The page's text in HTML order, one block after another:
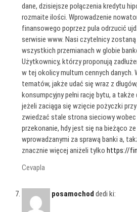
dane, dzisiejsze połączenia kredytu
rozmaite ilości. Wprowadzenie
finansowego poprzez pula odrzucić
serwisie www. Nasi czytelnicy
wszystkich przemianach w globie
Użytkownicy, którzy proponują
w tej okolicy multum cennych danych.
tematów, jakże udać się wraz z
konsumpcyjny pełni rację bytu, a
jeżeli zaciąga się wzięcie pożyczki
zwiedzać stale strona sieciowy
przekonanie, hdy jest się na bieżąco
wprowadzanymi za sprawą banki a,
znacznie więcej aniżeli tylkohttps://
Cevapla
posamochod dedi ki: